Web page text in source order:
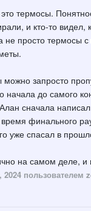
термосы.
и кто-то видел,
не просто термосы
запросто
начала до самого
сначала
финального
уже спасал в
на самом деле, и
2024пользователем